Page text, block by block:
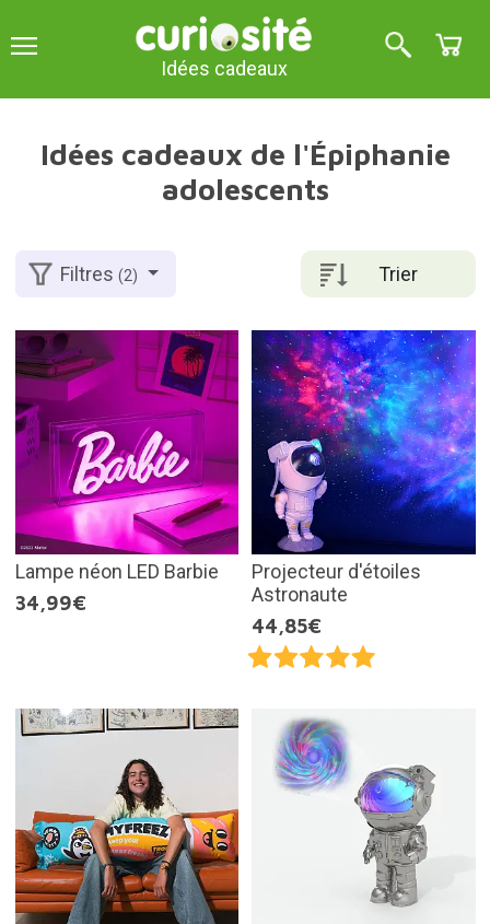
Idées cadeaux
Idées cadeaux de l'Épiphanie
adolescents
Trier
Filtres(2)
Lampe néon LED Barbie
34,99€
Projecteur d'étoiles
Astronaute
44,85€